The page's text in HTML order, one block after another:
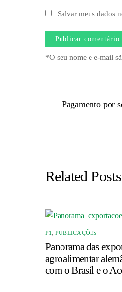
Salvar meus dados
*O seu nome e e-mail
Pagamento por
Related Posts
P1 PUBLICAÇÕES
Panorama das
agroalimentar
com o Brasil e o